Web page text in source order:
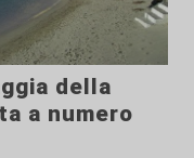
della
a numero